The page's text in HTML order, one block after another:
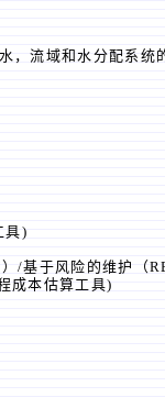
，流域和水分配系统
具)
/基于风险的维护（
成本估算工具)